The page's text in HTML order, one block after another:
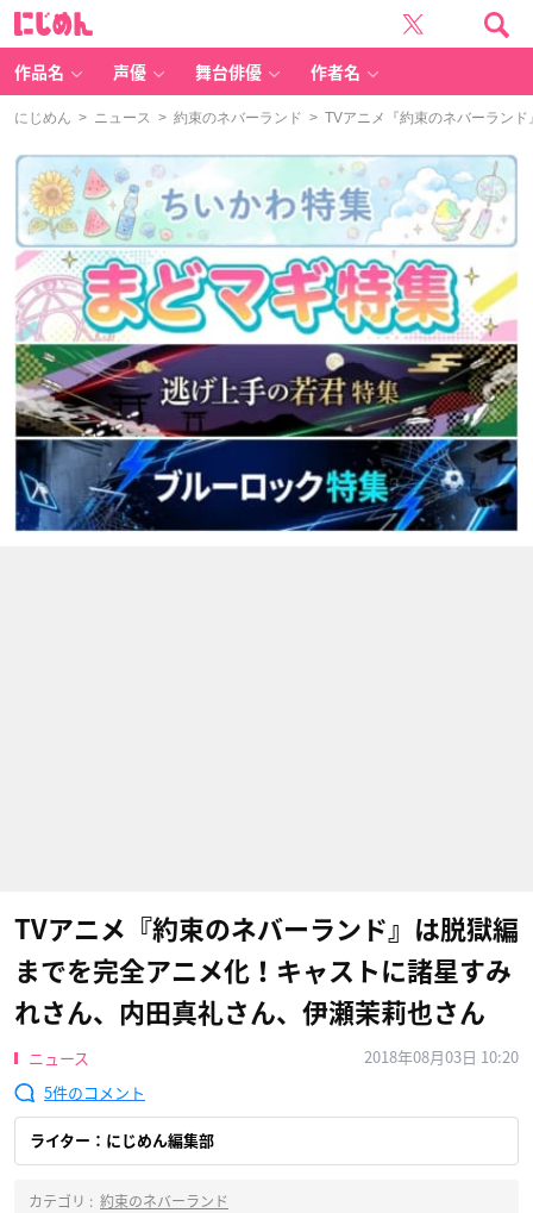
作品名 声優 舞台俳優 作者名
にじめん > ニュース > 約束のネバーランド > TVアニメ『約束のネバーラン
TVアニメ『約束のネバーランド』は脱獄編
までを完全アニメ化！キャストに諸星すみ
れさん、内田真礼さん、伊瀬茉莉也さん
ニュース
2018年08月03日 10:20
5
ライター：にじめん編集部
カテゴリ : 約束のネバーランド